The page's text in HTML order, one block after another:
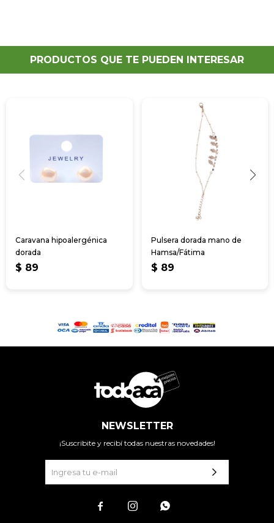
PRODUCTOS QUE TE PUEDEN INTERESAR
Caravana hipoalergénica
dorada
$ 89
Pulsera dorada mano de
Hamsa/Fátima
$ 89
NEWSLETTER
¡Suscribite y recibí todas nuestras novedades!
  